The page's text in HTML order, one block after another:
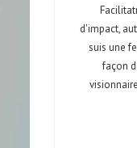
d'impact,
suis une
façon